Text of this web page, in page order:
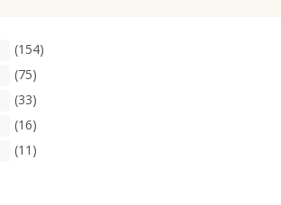
(154)
(75)
(33)
(16)
(11)